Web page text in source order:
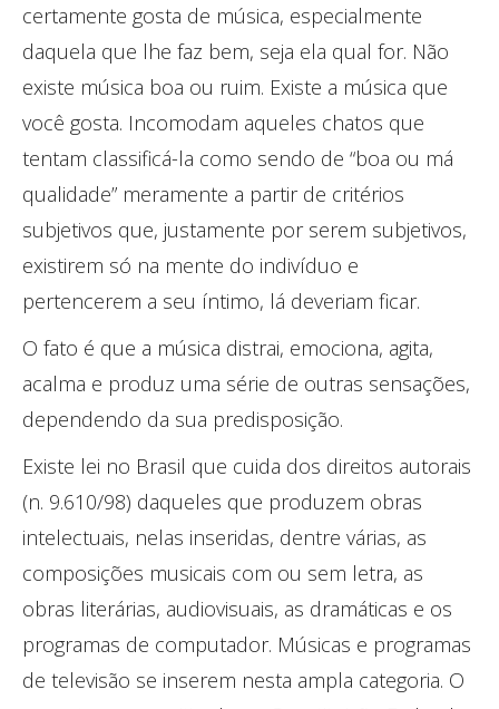
certamente gosta de música, especialmente
daquela que lhe faz bem, seja ela qual for. Não
existe música boa ou ruim. Existe a música que
você gosta. Incomodam aqueles chatos que
tentam classificá-la como sendo de “boa ou má
qualidade” meramente a partir de critérios
subjetivos que, justamente por serem subjetivos,
existirem só na mente do indivíduo e
pertencerem a seu íntimo, lá deveriam ficar.
O fato é que a música distrai, emociona, agita,
acalma e produz uma série de outras sensações,
dependendo da sua predisposição.
Existe lei no Brasil que cuida dos direitos autorais
(n. 9.610/98) daqueles que produzem obras
intelectuais, nelas inseridas, dentre várias, as
composições musicais com ou sem letra, as
obras literárias, audiovisuais, as dramáticas e os
programas de computador. Músicas e programas
de televisão se inserem nesta ampla categoria. O